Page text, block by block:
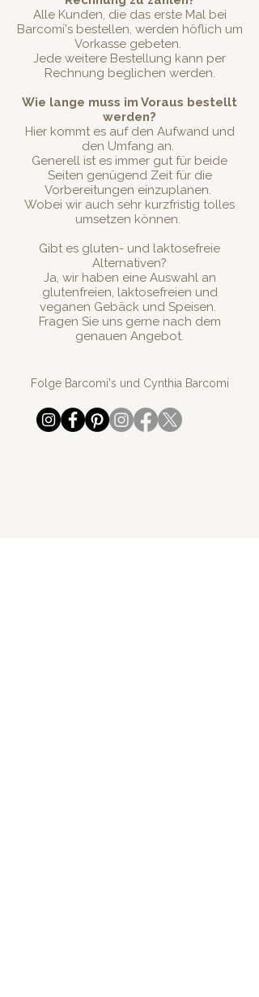
Alle Kunden, die das erste Mal bei
Barcomi's bestellen, werden höflich um
Vorkasse gebeten.
Jede weitere Bestellung kann per
Rechnung beglichen werden.
Wie lange muss im Voraus bestellt
werden?
Hier kommt es auf den Aufwand und
den Umfang an.
Generell ist es immer gut für beide
Seiten genügend Zeit für die
Vorbereitungen einzuplanen.
Wobei wir auch sehr kurzfristig tolles
umsetzen können.
Gibt es gluten- und laktosefreie
Alternativen?
Ja, wir haben eine Auswahl an
glutenfreien, laktosefreien und
veganen Gebäck und Speisen.
Fragen Sie uns gerne nach dem
genauen Angebot.
Folge Barcomi's und Cynthia Barcomi